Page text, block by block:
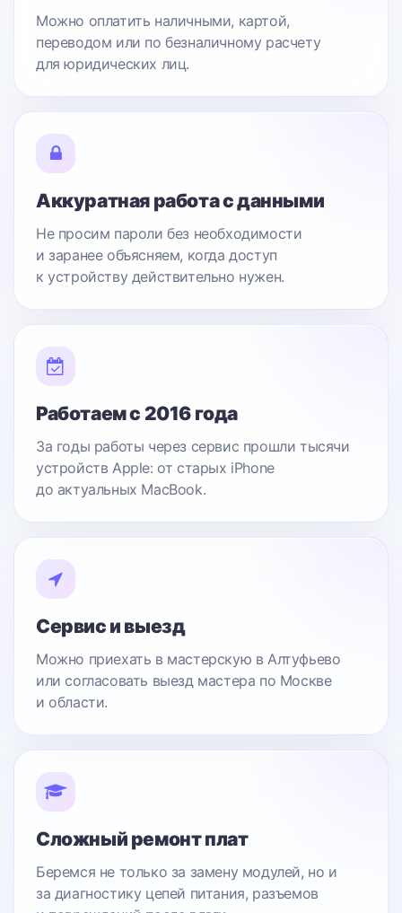
Можно оплатить наличными, картой,
переводом или по безналичному расчету
для юридических лиц.
Аккуратная работа с данными
Не просим пароли без необходимости
и заранее объясняем, когда доступ
к устройству действительно нужен.
Работаем с 2016 года
За годы работы через сервис прошли тысячи
устройств Apple: от старых iPhone
до актуальных MacBook.
Сервис и выезд
Можно приехать в мастерскую в Алтуфьево
или согласовать выезд мастера по Москве
и области.
Сложный ремонт плат
Беремся не только за замену модулей, но и
за диагностику цепей питания, разъемов